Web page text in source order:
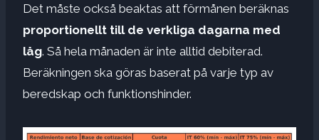
Det måste också beaktas att förmånen beräknas
proportionellt till de verkliga dagarna med
låg. Så hela månaden är inte alltid debiterad.
Beräkningen ska göras baserat på varje typ av
beredskap och funktionshinder.